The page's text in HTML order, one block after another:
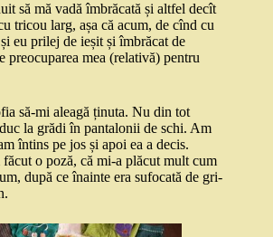
să mă vadă îmbrăcată și altfel decît
tricou larg, așa că acum, de cînd cu
eu prilej de ieșit și îmbrăcat de
preocuparea mea (relativă) pentru
să-mi aleagă ținuta. Nu din tot
la grădi în pantalonii de schi. Am
întins pe jos și apoi ea a decis.
făcut o poză, că mi-a plăcut mult cum
după ce înainte era sufocată de gri-